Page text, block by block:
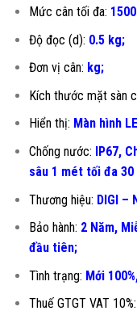
Mức cân tối đa:
Độ đọc (d): 0.5 kg;
Đơn vị cân: kg;
Kích thước mặt sàn
Hiển thị: Màn hình
Chống nước: IP67,
sâu 1 mét tối đa 30
Thương hiệu: DIGI –
Bảo hành: 2 Năm,
đầu tiên;
Tình trạng: Mới
Thuế GTGT VAT 10%: